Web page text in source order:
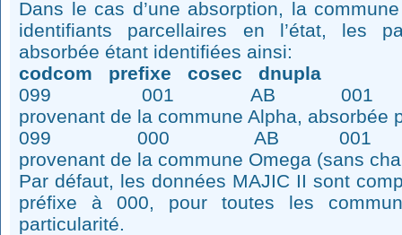
Dans le cas d’une absorption, la
identifiants parcellaires en l’état, les
absorbée étant identifiées ainsi:
codcom prefixe cosec dnupla
099 001 AB 001 pour la
provenant de la commune Alpha, absorbée
099 000 AB 001 pour la
provenant de la commune Omega (sans
Par défaut, les données MAJIC II sont
préfixe à 000, pour toutes les
particularité.